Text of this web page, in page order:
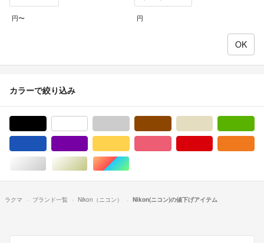
円〜 円
カラーで絞り込み
シルバー/銀色系ゴールド/金色系マルチカラー
ラクマ ブランド一覧 Nikon（ニコン） Nikon(ニコン)の値下げアイテム